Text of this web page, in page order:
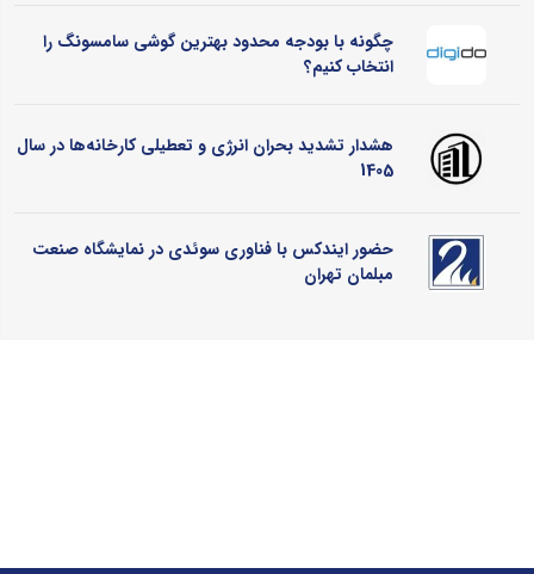
چگونه با بودجه محدود بهترین گوشی سامسونگ را
انتخاب کنیم؟
هشدار تشدید بحران انرژی و تعطیلی کارخانه‌ها در سال
1405
حضور ایندکس با فناوری سوئدی در نمایشگاه صنعت
مبلمان تهران